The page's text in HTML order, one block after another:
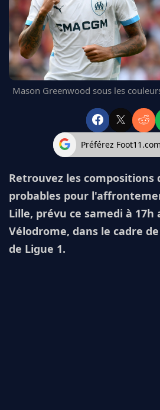
FC BARCELONE
MANCHESTER UNITED
CHELSEA
ARSENAL
BAYERN
L'AVIS DE LA RÉDAC'
Mason Greenwood sous les
Préférez
Retrouvez les compositions
probables pour
Lille, prévu ce samedi à 17h
Vélodrome, dans le cadre
de Ligue 1.